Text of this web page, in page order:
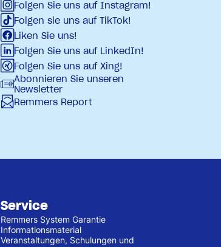
Folgen Sie uns auf Instagram!
Folgen sie uns auf TikTok!
Liken Sie uns!
Folgen Sie uns auf LinkedIn!
Folgen Sie uns auf Xing!
Abonnieren Sie unseren
Newsletter
Remmers Report
Service
Remmers System Garantie
Informationsmaterial
Veranstaltungen, Schulungen und